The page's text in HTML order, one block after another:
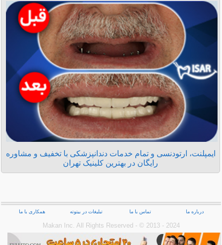
ایمپلنت، ارتودنسی و تمام خدمات دندانپزشکی با تخفیف و مشاوره
رایگان در بهترین کلینیک تهران
درباره ما تماس با ما تبلیغات در بیتوته همکاری با ما
Makan Inc.‎ All Rights Reserved - © 2013 - 2024